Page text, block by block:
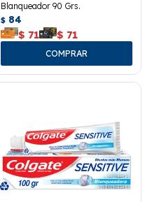
Blanqueador 90 Grs.
$ 84
$ 71 $ 71